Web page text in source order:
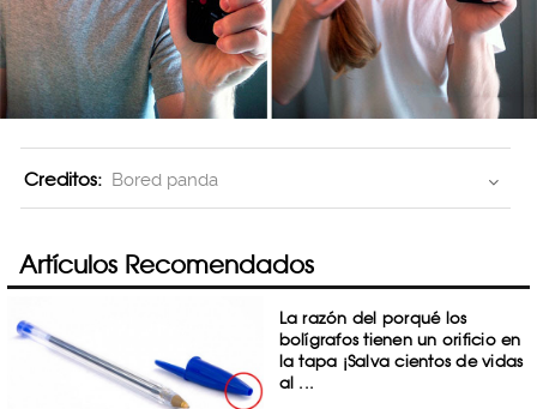
Creditos: Bored panda
Artículos Recomendados
La razón del porqué los
bolígrafos tienen un orificio en
la tapa ¡Salva cientos de vidas
al ...